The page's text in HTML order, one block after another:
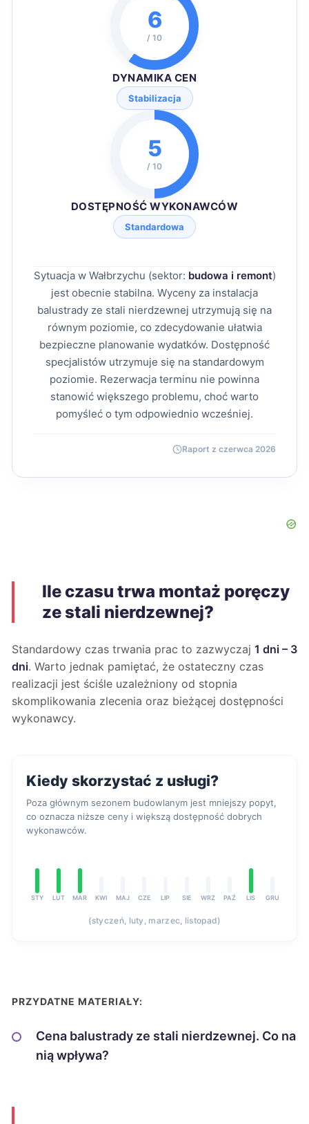
6
/ 10
DYNAMIKA CEN
Stabilizacja
5
/ 10
DOSTĘPNOŚĆ WYKONAWCÓW
Standardowa
Sytuacja w Wałbrzychu (sektor: budowa i remont)
jest obecnie stabilna. Wyceny za instalacja
balustrady ze stali nierdzewnej utrzymują się na
równym poziomie, co zdecydowanie ułatwia
bezpieczne planowanie wydatków. Dostępność
specjalistów utrzymuje się na standardowym
poziomie. Rezerwacja terminu nie powinna
stanowić większego problemu, choć warto
pomyśleć o tym odpowiednio wcześniej.
Raport z czerwca 2026
Ile czasu trwa montaż poręczy
ze stali nierdzewnej?
Standardowy czas trwania prac to zazwyczaj 1 dni – 3
dni. Warto jednak pamiętać, że ostateczny czas
realizacji jest ściśle uzależniony od stopnia
skomplikowania zlecenia oraz bieżącej dostępności
wykonawcy.
Kiedy skorzystać z usługi?
Poza głównym sezonem budowlanym jest mniejszy popyt,
co oznacza niższe ceny i większą dostępność dobrych
wykonawców.
STY LUT MAR KWI MAJ CZE LIP SIE WRZ PAŹ LIS GRU
(styczeń, luty, marzec, listopad)
PRZYDATNE MATERIAŁY:
Cena balustrady ze stali nierdzewnej. Co na
nią wpływa?